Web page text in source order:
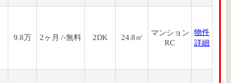
9.8万 2ヶ月 /-無料 2DK 24.8㎡
マンション
RC
物件
詳細